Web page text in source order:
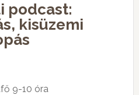
podcast:
kisüzemi
9-10 óra